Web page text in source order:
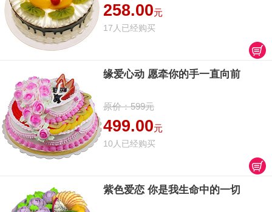
258.00元
17人已经购买
缘爱心动 愿牵你的手一直向前
原价：599元
499.00元
10人已经购买
紫色爱恋 你是我生命中的一切